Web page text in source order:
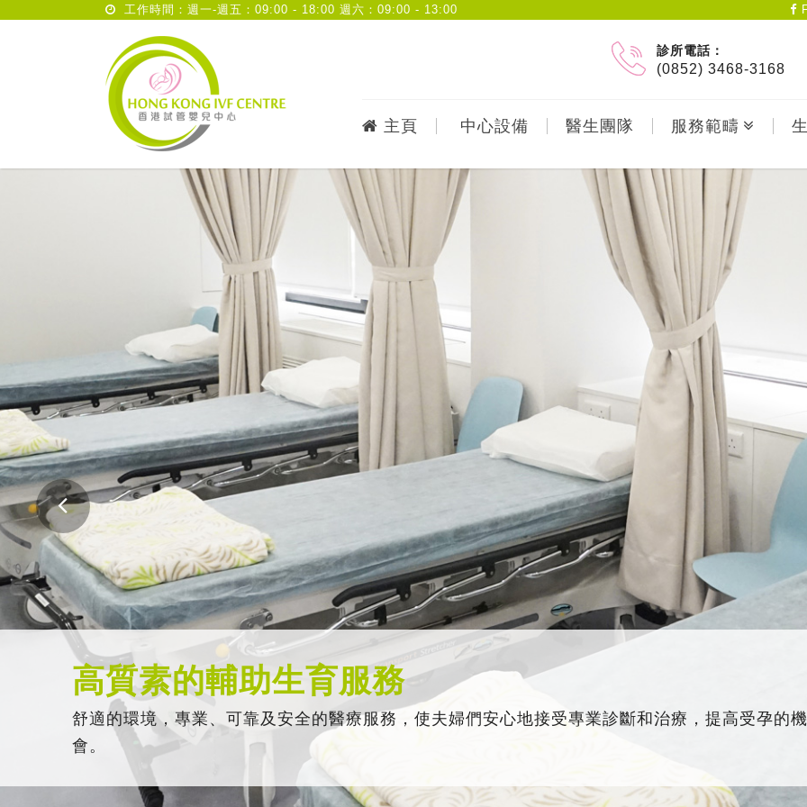
工作時間：週一-週五：09:00 - 18:00 週六：09:00 - 13:00
診所電話：
(0852) 3468-3168
主頁 中心設備 醫生團隊 服務範疇
高質素的輔助生育服務
舒適的環境，專業、可靠及安全的醫療服務，使夫婦們安心地接受專業診斷和治療，提高受孕的機
會。